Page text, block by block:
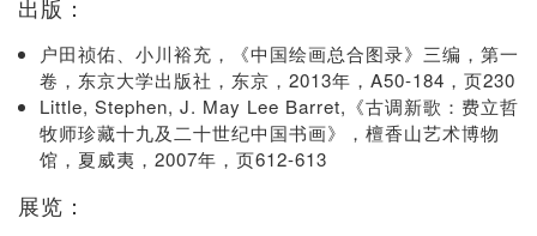
出版：
户田祯佑、小川裕充，《中国绘画总合图录》三编，第一
卷，东京大学出版社，东京，2013年，A50-184，页230
Little, Stephen, J. May Lee Barret,《古调新歌：费立哲
牧师珍藏十九及二十世纪中国书画》，檀香山艺术博物
馆，夏威夷，2007年，页612-613
展览：